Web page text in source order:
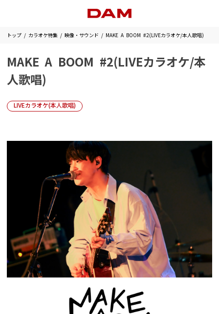
トップ カラオケ特集 映像・サウンド MAKE A BOOM #2(LIVEカラオケ/本人歌唱)
MAKE A BOOM #2(LIVEカラオケ/本
人歌唱)
LIVEカラオケ(本人歌唱)